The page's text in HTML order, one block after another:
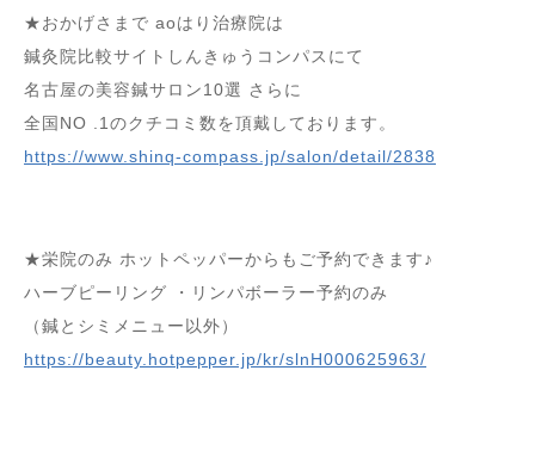
★おかげさまで aoはり治療院は
鍼灸院比較サイトしんきゅうコンパスにて
名古屋の美容鍼サロン10選 さらに
全国NO .1のクチコミ数を頂戴しております。
https://www.shinq-compass.jp/salon/detail/2838
★栄院のみ ホットペッパーからもご予約できます♪
ハーブピーリング ・リンパボーラー予約のみ
（鍼とシミメニュー以外）
https://beauty.hotpepper.jp/kr/slnH000625963/